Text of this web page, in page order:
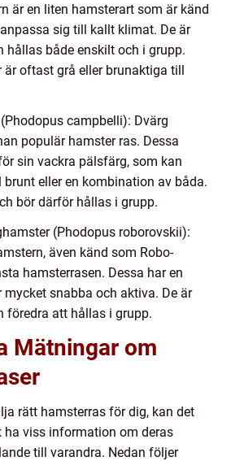
är en liten hamsterart som är känd
sig till kallt klimat. De är
hållas både enskilt och i grupp.
är oftast grå eller brunaktiga till
campbelli): Dvärg
populär hamster ras. Dessa
sin vackra pälsfärg, som kan
eller en kombination av båda.
bör därför hållas i grupp.
(Phodopus roborovskii):
även känd som Robo-
hamsterrasen. Dessa har en
snabba och aktiva. De är
föredra att hållas i grupp.
Mätningar om
rätt hamsterras för dig, kan det
ha viss information om deras
till varandra. Nedan följer